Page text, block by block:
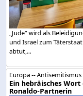
„Jude“ wird als
und Israel zum
abtut,...
Europa -- Antisemitismus
Ein hebräisches
Ronaldo-Partnerin